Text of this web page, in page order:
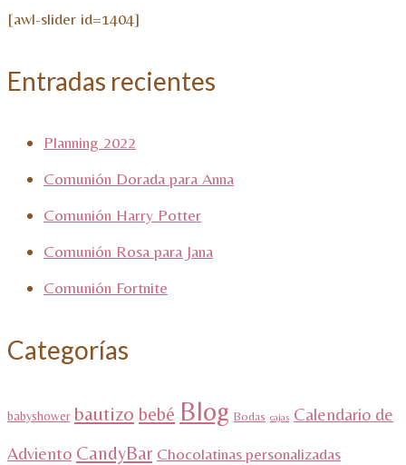
[awl-slider id=1404]
Entradas recientes
Planning 2022
Comunión Dorada para Anna
Comunión Harry Potter
Comunión Rosa para Jana
Comunión Fortnite
Categorías
babyshower bautizo bebé Blog Bodas cajas Calendario de
Adviento CandyBar Chocolatinas personalizadas